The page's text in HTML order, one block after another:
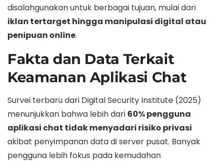
disalahgunakan untuk berbagai tujuan, mulai dari
iklan tertarget hingga manipulasi digital atau
penipuan online.
Fakta dan Data Terkait
Keamanan Aplikasi Chat
Survei terbaru dari Digital Security Institute (2025)
menunjukkan bahwa lebih dari 60% pengguna
aplikasi chat tidak menyadari risiko privasi
akibat penyimpanan data di server pusat. Banyak
pengguna lebih fokus pada kemudahan